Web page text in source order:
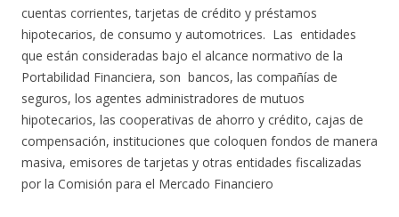
cuentas corrientes, tarjetas de crédito y préstamos
hipotecarios, de consumo y automotrices. Las entidades
que están consideradas bajo el alcance normativo de la
Portabilidad Financiera, son bancos, las compañías de
seguros, los agentes administradores de mutuos
hipotecarios, las cooperativas de ahorro y crédito, cajas de
compensación, instituciones que coloquen fondos de manera
masiva, emisores de tarjetas y otras entidades fiscalizadas
por la Comisión para el Mercado Financiero